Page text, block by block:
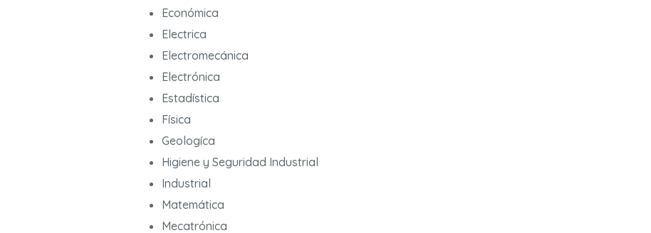
Económica
Electrica
Electromecánica
Electrónica
Estadística
Física
Geologíca
Higiene y Seguridad Industrial
Industrial
Matemática
Mecatrónica